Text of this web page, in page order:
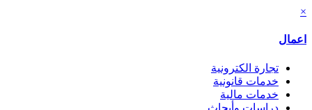
×
اعمال
تجارة الكترونية
خدمات قانونية
خدمات مالية
دراسات وأبحاث